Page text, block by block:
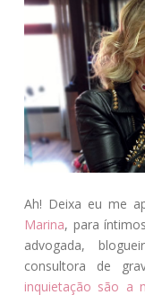
Ah! Deixa eu me
Marina, para
advogada,
consultora de
inquietação são a